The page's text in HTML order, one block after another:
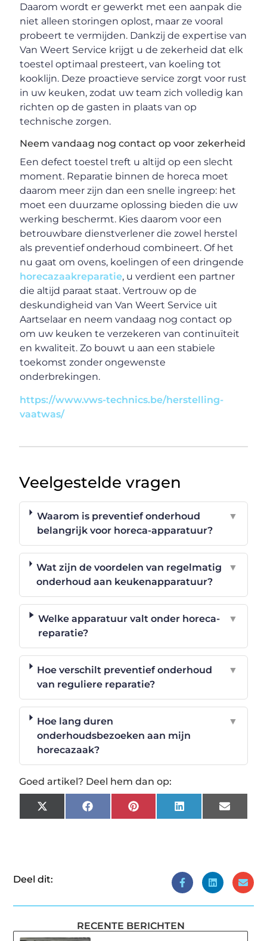
Daarom wordt er gewerkt met een aanpak die
niet alleen storingen oplost, maar ze vooral
probeert te vermijden. Dankzij de expertise van
Van Weert Service krijgt u de zekerheid dat elk
toestel optimaal presteert, van koeling tot
kooklijn. Deze proactieve service zorgt voor rust
in uw keuken, zodat uw team zich volledig kan
richten op de gasten in plaats van op
technische zorgen.
Neem vandaag nog contact op voor zekerheid
Een defect toestel treft u altijd op een slecht
moment. Reparatie binnen de horeca moet
daarom meer zijn dan een snelle ingreep: het
moet een duurzame oplossing bieden die uw
werking beschermt. Kies daarom voor een
betrouwbare dienstverlener die zowel herstel
als preventief onderhoud combineert. Of het
nu gaat om ovens, koelingen of een dringende
horecazaakreparatie, u verdient een partner
die altijd paraat staat. Vertrouw op de
deskundigheid van Van Weert Service uit
Aartselaar en neem vandaag nog contact op
om uw keuken te verzekeren van continuïteit
en kwaliteit. Zo bouwt u aan een stabiele
toekomst zonder ongewenste
onderbrekingen.
https://www.vws-technics.be/herstelling-
vaatwas/
Veelgestelde vragen
Waarom is preventief onderhoud
belangrijk voor horeca-apparatuur?
▼
Wat zijn de voordelen van regelmatig
onderhoud aan keukenapparatuur?
▼
Welke apparatuur valt onder horeca-
reparatie?
▼
Hoe verschilt preventief onderhoud
van reguliere reparatie?
▼
Hoe lang duren
onderhoudsbezoeken aan mijn
horecazaak?
▼
Goed artikel? Deel hem dan op:
X
(Twitter)
FacebookPinterestLinkedInEmail
Deel dit:
RECENTE BERICHTEN